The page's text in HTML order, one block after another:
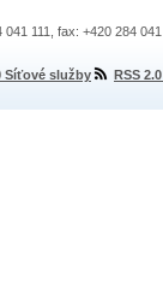
041 111, fax: +420 284
Síťové služby RSS